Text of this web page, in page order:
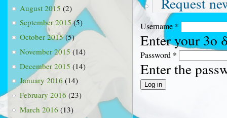
August 2015 (2)
September 2015(5)
October 2015(5)
November 2015 (14)
December 2015 (14)
January 2016 (14)
February 2016 (23)
March 2016 (13)
Username *
Enter your 3ο
Password *
Enter the